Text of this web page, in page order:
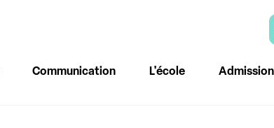
Communication L'école Admission